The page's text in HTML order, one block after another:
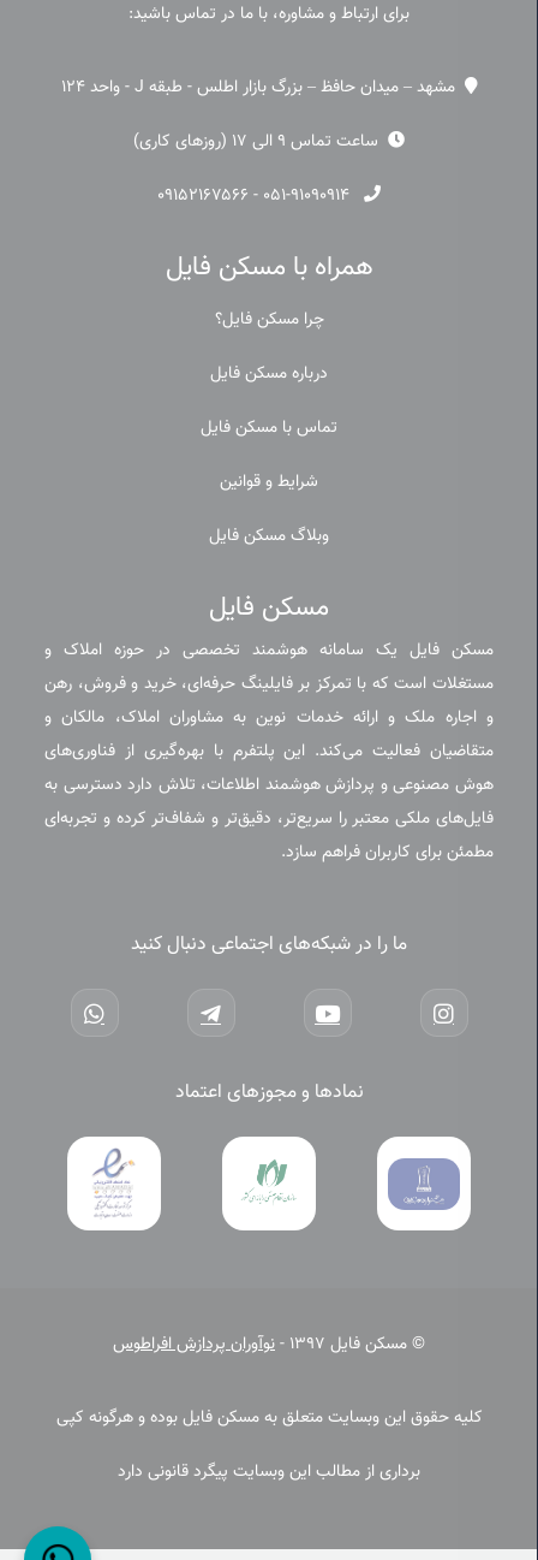
برای ارتباط و مشاوره، با ما در تماس باشید:
مشهد – میدان حافظ – بزرگ بازار اطلس - طبقه J - واحد 124
ساعت تماس 9 الی 17 (روزهای کاری)
۰۵۱-۹۱۰۹۰۹۱۴ - ۰۹۱۵۲۱۶۷۵۶۶
همراه با مسکن فایل
چرا مسکن فایل؟
درباره مسکن فایل
تماس با مسکن فایل
شرایط و قوانین
وبلاگ مسکن فایل
مسکن فایل
مسکن فایل یک سامانه هوشمند تخصصی در حوزه املاک و
مستغلات است که با تمرکز بر فایلینگ حرفه‌ای، خرید و فروش، رهن
و اجاره ملک و ارائه خدمات نوین به مشاوران املاک، مالکان و
متقاضیان فعالیت می‌کند. این پلتفرم با بهره‌گیری از فناوری‌های
هوش مصنوعی و پردازش هوشمند اطلاعات، تلاش دارد دسترسی به
فایل‌های ملکی معتبر را سریع‌تر، دقیق‌تر و شفاف‌تر کرده و تجربه‌ای
مطمئن برای کاربران فراهم سازد.
ما را در شبکه‌های اجتماعی دنبال کنید
نمادها و مجوزهای اعتماد
© مسکن فایل 1397 - نوآوران پردازش افراطوس
کلیه حقوق این وبسایت متعلق به مسکن فایل بوده و هرگونه کپی
برداری از مطالب این وبسایت پیگرد قانونی دارد